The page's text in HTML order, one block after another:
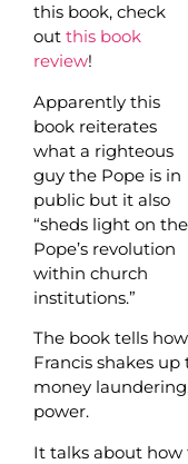
this book, check
out this book
review!
Apparently this
book reiterates
what a righteous
guy the Pope is in
public but it also
“sheds light on the
Pope’s revolution
within church
institutions.”
The book tells how
Francis shakes
money
power.
It talks about how